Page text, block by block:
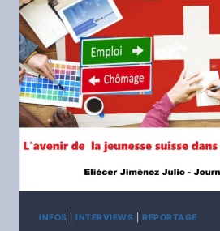
INFOS INTERVIEWS REPORTAGE